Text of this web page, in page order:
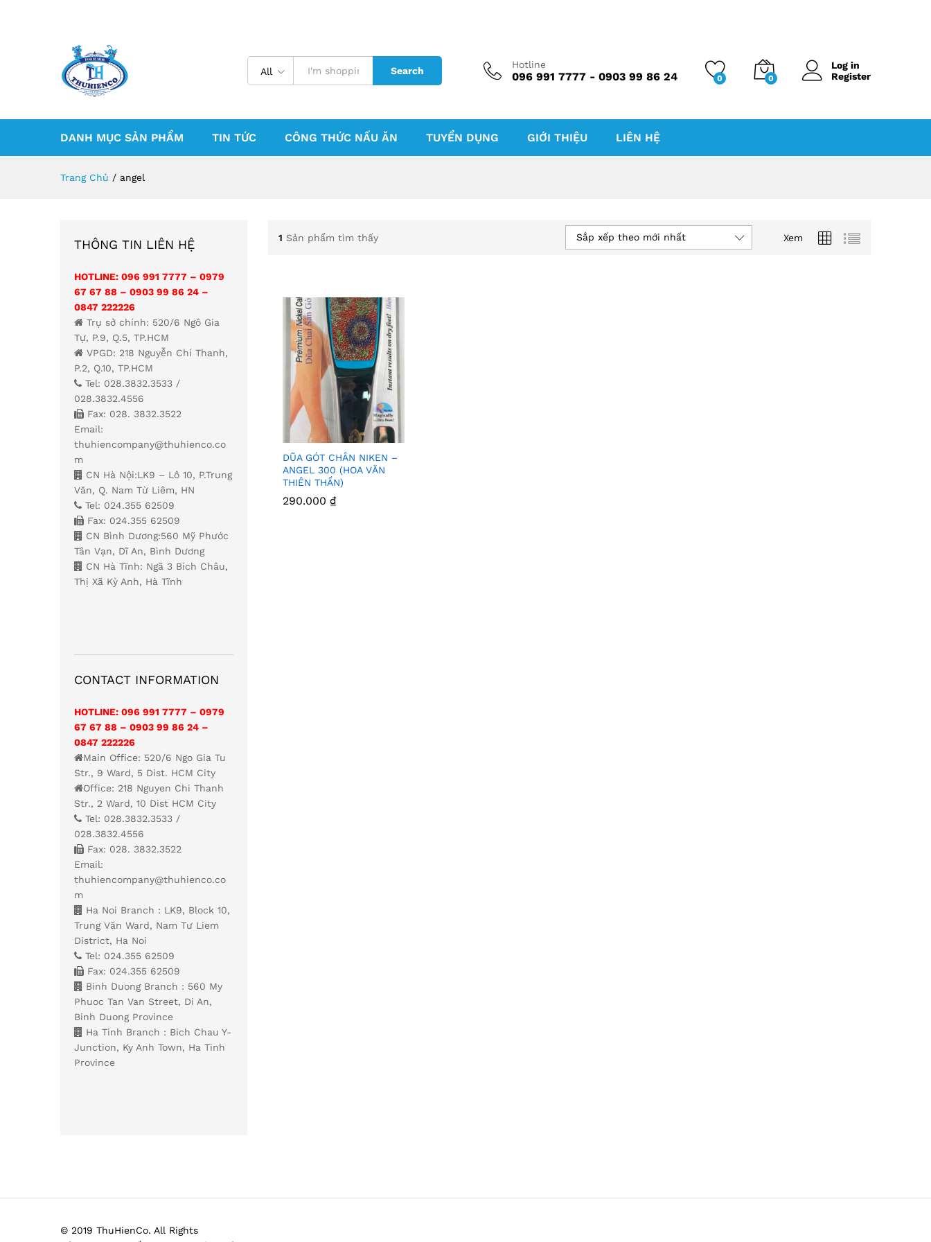
All Search
Hotline
096 991 7777 - 0903 99 86 24 0 0
Log in
Register
DANH MỤC SẢN PHẨM TIN TỨC CÔNG THỨC NẤU ĂN TUYỂN DỤNG GIỚI THIỆU LIÊN HỆ
Trang Chủ / angel
1 Sản phẩm tìm thấy Xem
Sắp xếp theo mới nhất
Thê
DŨA GÓT CHÂN NIKEN –
ANGEL 300 (HOA VĂN
THIÊN THẦN)
290.000 ₫
290.000 ₫
THÔNG TIN LIÊN HỆ
HOTLINE: 096 991 7777 – 0979
67 67 88 – 0903 99 86 24 –
0847 222226
Trụ sở chính: 520/6 Ngô Gia
Tự, P.9, Q.5, TP.HCM
VPGD: 218 Nguyễn Chí Thanh,
P.2, Q.10, TP.HCM
Tel: 028.3832.3533 /
028.3832.4556
Fax: 028. 3832.3522
Email:
thuhiencompany@thuhienco.co
m
CN Hà Nội:LK9 – Lô 10, P.Trung
Văn, Q. Nam Từ Liêm, HN
Tel: 024.355 62509
Fax: 024.355 62509
CN Bình Dương:560 Mỹ Phước
Tân Vạn, Dĩ An, Bình Dương
CN Hà Tĩnh: Ngã 3 Bích Châu,
Thị Xã Kỳ Anh, Hà Tĩnh
CONTACT INFORMATION
HOTLINE: 096 991 7777 – 0979
67 67 88 – 0903 99 86 24 –
0847 222226
Main Office: 520/6 Ngo Gia Tu
Str., 9 Ward, 5 Dist. HCM City
Office: 218 Nguyen Chi Thanh
Str., 2 Ward, 10 Dist HCM City
Tel: 028.3832.3533 /
028.3832.4556
Fax: 028. 3832.3522
Email:
thuhiencompany@thuhienco.co
m
Ha Noi Branch : LK9, Block 10,
Trung Văn Ward, Nam Tư Liem
District, Ha Noi
Tel: 024.355 62509
Fax: 024.355 62509
Binh Duong Branch : 560 My
Phuoc Tan Van Street, Di An,
Binh Duong Province
Ha Tinh Branch : Bich Chau Y-
Junction, Ky Anh Town, Ha Tinh
Province
© 2019 ThuHienCo. All Rights